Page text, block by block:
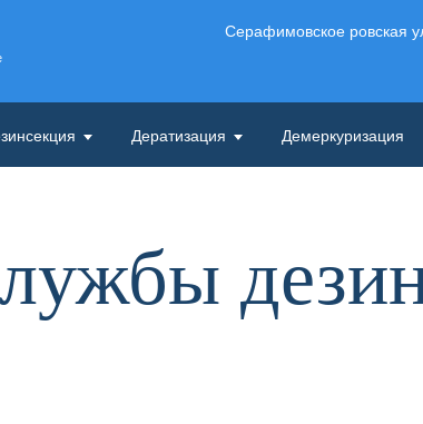
Серафимовское ровская
Дератизация Демеркуризация